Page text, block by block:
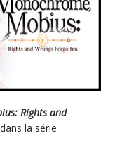
Rights and
la série